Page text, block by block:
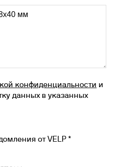
конфиденциальности и
данных в указанных
от VELP *